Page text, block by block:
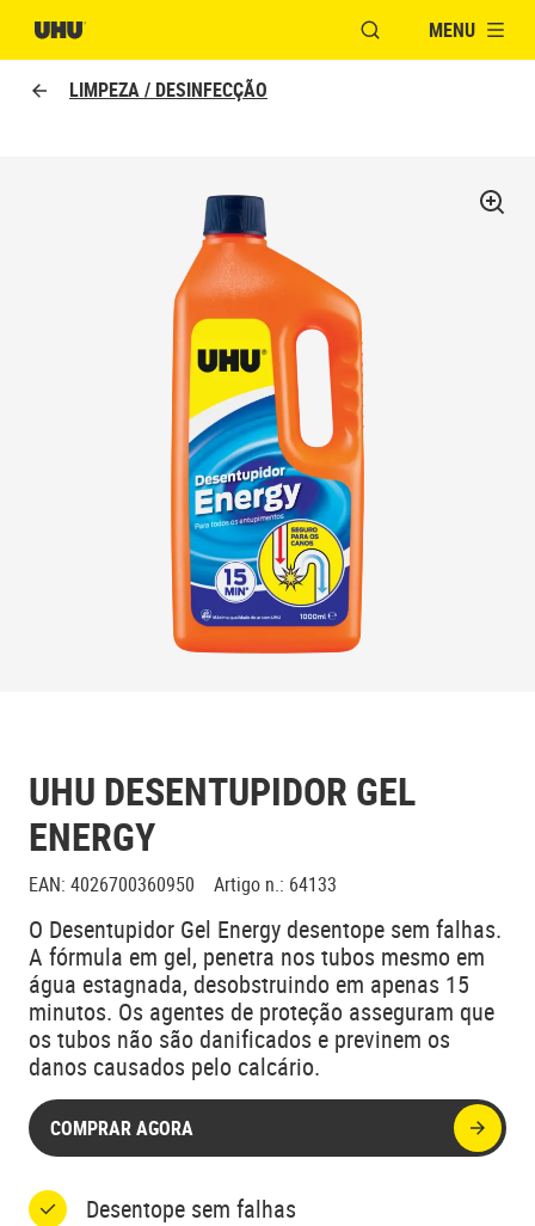
ABRIR JANELA
MENU
LIMPEZA / DESINFECÇÃO
UHU DESENTUPIDOR GEL
ENERGY
EAN: 4026700360950 Artigo n.: 64133
O Desentupidor Gel Energy desentope sem falhas.
A fórmula em gel, penetra nos tubos mesmo em
água estagnada, desobstruindo em apenas 15
minutos. Os agentes de proteção asseguram que
os tubos não são danificados e previnem os
danos causados pelo calcário.
COMPRAR AGORA
Desentope sem falhas